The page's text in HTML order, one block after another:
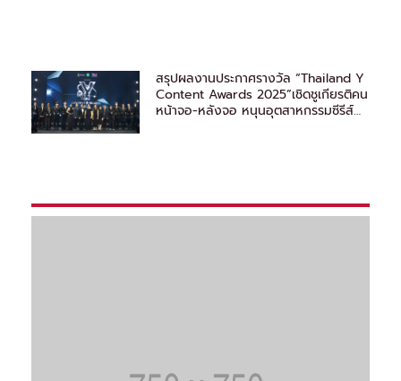
สรุปผลงานประกาศรางวัล “Thailand Y
Content Awards 2025”เชิดชูเกียรติคน
หน้าจอ-หลังจอ หนุนอุตสาหกรรมซีรีส์